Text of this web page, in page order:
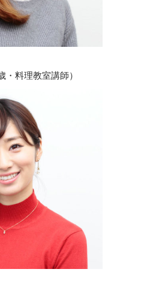
・料理教室講師）